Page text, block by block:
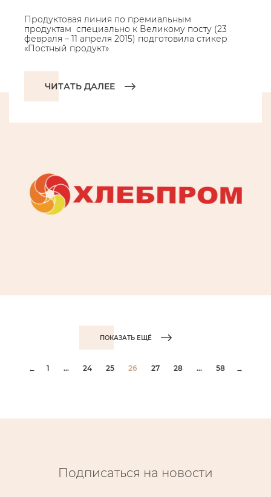
Продуктовая линия по премиальным
продуктам специально к Великому посту (23
февраля – 11 апреля 2015) подготовила стикер
«Постный продукт»
ЧИТАТЬ ДАЛЕЕ
ПОКАЗАТЬ ЕЩЁ
← 1 ... 24 25 26 27 28 ... 58 →
Подписаться на новости